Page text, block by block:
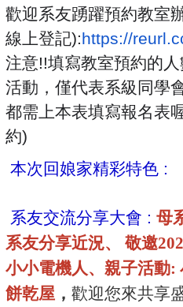
歡迎系友踴躍預約教室
線上登記):https://
注意!!填寫教室預約的
活動，僅代表系級同學
都需上本表填寫報名表
約)
本次回娘家精彩特色 :
系友交流分享大會 : 母
系友分享近況、 敬邀
小小電機人、親子活動:
餅乾屋 ， 歡迎您來共享